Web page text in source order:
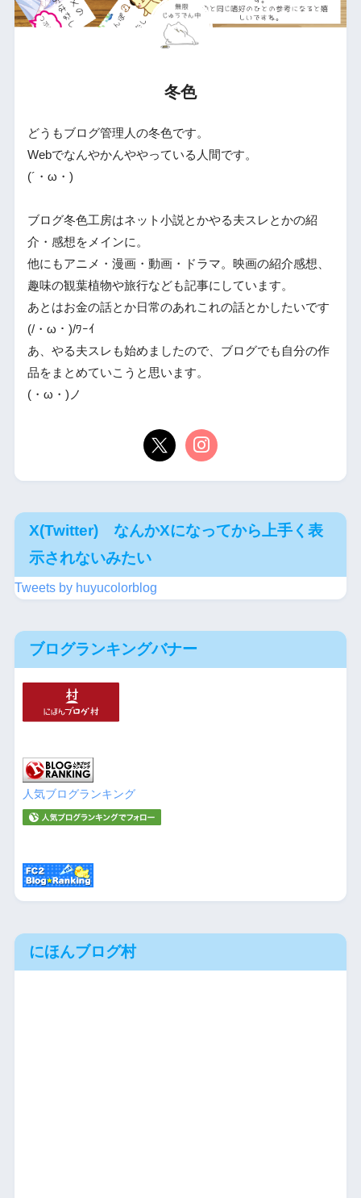
冬色
どうもブログ管理人の冬色です。
Webでなんやかんややっている人間です。
(´・ω・)
ブログ冬色工房はネット小説とかやる夫スレとかの紹
介・感想をメインに。
他にもアニメ・漫画・動画・ドラマ。映画の紹介感想、
趣味の観葉植物や旅行なども記事にしています。
あとはお金の話とか日常のあれこれの話とかしたいです
(/・ω・)/ﾜｰｲ
あ、やる夫スレも始めましたので、ブログでも自分の作
品をまとめていこうと思います。
(・ω・)ノ
X(Twitter) なんかXになってから上手く表
示されないみたい
Tweets by huyucolorblog
ブログランキングバナー
人気ブログランキング
にほんブログ村